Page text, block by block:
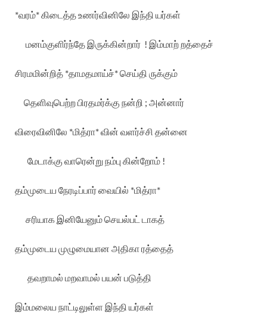
*வரம்*கிடைத்தஉணர்வினிலே இந்தி யர்கள்
மனம்குளிர்ந்தே இருக்கின்றார் ! இம்மாற் றத்தைச்
சிரமமின்றித் *தாமதமாய்ச்*செய்தி ருக்கும்
தெளிவுபெற்றபிரதமர்க்கு நன்றி ; அன்னார்
விரைவினிலே *மித்ரா*வின் வளர்ச்சி தன்னை
மேடாக்கு வாரென்று நம்பு கின்றோம் !
தம்முடைய நேரடிப்பார்வையில் *மித்ரா*
சரியாக இனியேனும்செயல்பட் டாகத்
தம்முடைய முழுமையான அதிகாரத்தைத்
தவறாமல் மறவாமல் பயன் படுத்தி
இம்மலைய நாட்டிலுள்ள இந்தி யர்கள்